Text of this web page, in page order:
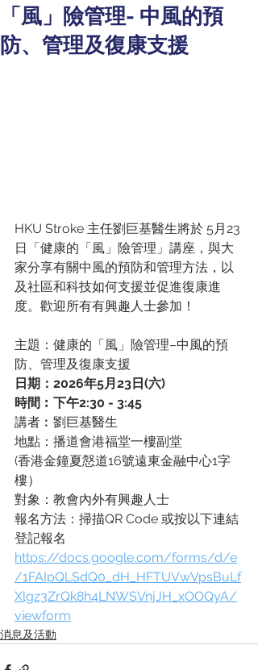
「風」險管理- 中風的預
防、管理及復康支援
HKU Stroke 主任劉巨基醫生將於 5月23
日「健康的「風」險管理」講座，與大
家分享有關中風的預防和管理方法，以
及社區和科技如何支援並促進復康進
度。歡迎所有有興趣人士參加！
主題：健康的「風」險管理–中風的預
防、管理及復康支援
日期：2026年5月23日(六)
時間︰下午2:30 - 3:45
講者︰劉巨基醫生
地點：播道會港福堂一樓副堂
(香港金鐘夏慤道16號遠東金融中心1字
樓）
對象：教會內外有興趣人士
報名方法：掃描QR Code 或按以下連結
登記報名
https://docs.google.com/forms/d/e
/1FAIpQLSdQ0_dH_HFTUVwVpsBuLf
Xlgz3ZrQk8h4LNWSVnjJH_xOOQyA/
viewform
消息及活動